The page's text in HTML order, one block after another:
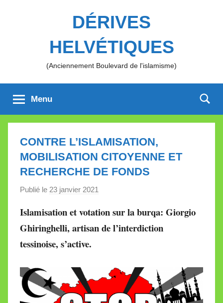
DÉRIVES
HELVÉTIQUES
(Anciennement Boulevard de l'islamisme)
Menu
CONTRE L’ISLAMISATION,
MOBILISATION CITOYENNE ET
RECHERCHE DE FONDS
Publié le 23 janvier 2021
r
M
i
l
Islamisation et votation sur la burqa: Giorgio
Ghiringhelli, artisande l’interdiction
tessinoise, s’active.